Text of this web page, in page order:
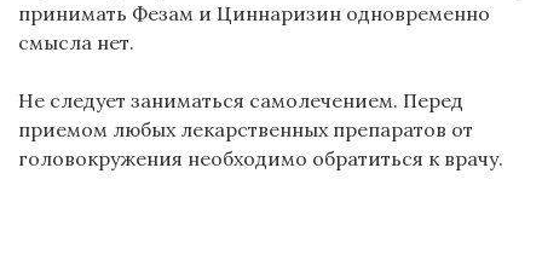
принимать Фезам и Циннаризин одновременно
смысла нет.
Не следует заниматься самолечением. Перед
приемом любых лекарственных препаратов от
головокружения необходимо обратиться к врачу.